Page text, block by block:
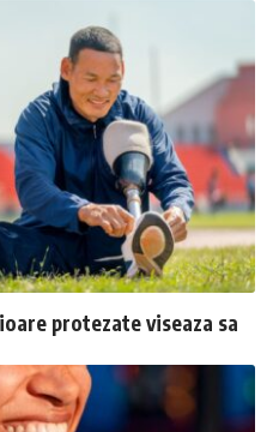
protezate viseaza sa